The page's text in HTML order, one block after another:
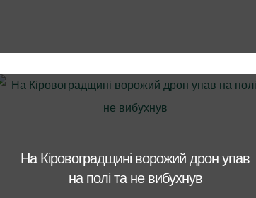
На Кіровоградщині ворожий дрон упав
на полі та не вибухнув